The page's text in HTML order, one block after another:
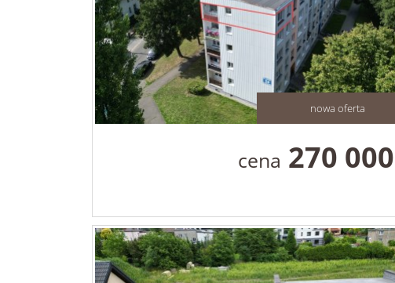
nowa oferta
cena 270 000